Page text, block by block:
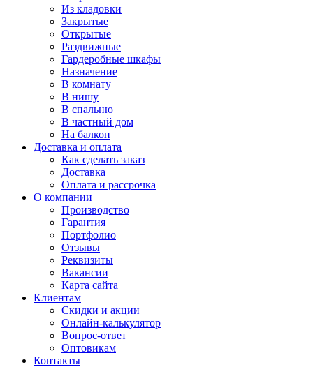
Из кладовки
Закрытые
Открытые
Раздвижные
Гардеробные шкафы
Назначение
В комнату
В нишу
В спальню
В частный дом
На балкон
Доставка и оплата
Как сделать заказ
Доставка
Оплата и рассрочка
О компании
Производство
Гарантия
Портфолио
Отзывы
Реквизиты
Вакансии
Карта сайта
Клиентам
Скидки и акции
Онлайн-калькулятор
Вопрос-ответ
Оптовикам
Контакты